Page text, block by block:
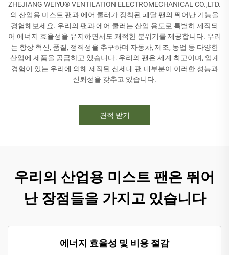
ZHEJIANG WEIYU® VENTILATION ELECTROMECHANICAL CO.,LTD.
의 산업용 미스트 팬과 에어 쿨러가 장착된 페달 팬의 뛰어난 기능을
경험해보세요. 우리의 팬과 에어 쿨러는 산업 용도로 특별히 제작되
어 에너지 효율성을 유지하면서도 쾌적한 분위기를 제공합니다. 우리
는 항상 혁신, 품질, 정직성을 추구하며 자동차, 제조, 농업 등 다양한
산업에 제품을 공급하고 있습니다. 우리의 팬은 세계 최고이며, 업계
경험이 있는 우리에 의해 제작된 신세대 팬 대부분이 이러한 성능과
신뢰성을 갖추고 있습니다.
견적 받기
우리의 산업용 미스트 팬은 뛰어
난 장점들을 가지고 있습니다
에너지 효율성 및 비용 절감